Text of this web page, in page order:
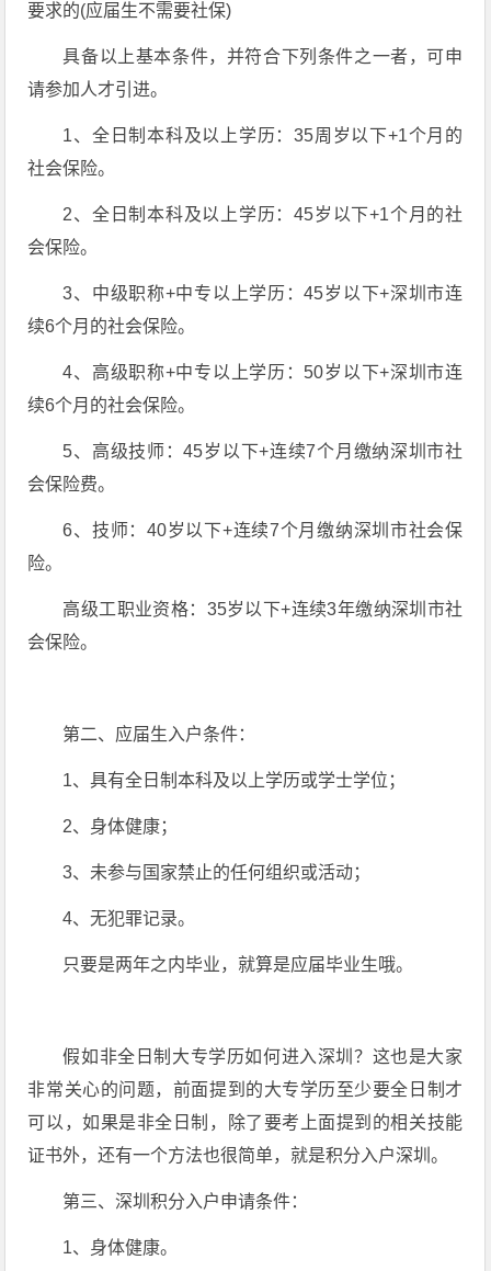
要求的(应届生不需要社保)
具备以上基本条件，并符合下列条件之一者，可申
请参加人才引进。
1、全日制本科及以上学历：35周岁以下+1个月的
社会保险。
2、全日制本科及以上学历：45岁以下+1个月的社
会保险。
3、中级职称+中专以上学历：45岁以下+深圳市连
续6个月的社会保险。
4、高级职称+中专以上学历：50岁以下+深圳市连
续6个月的社会保险。
5、高级技师：45岁以下+连续7个月缴纳深圳市社
会保险费。
6、技师：40岁以下+连续7个月缴纳深圳市社会保
险。
高级工职业资格：35岁以下+连续3年缴纳深圳市社
会保险。
第二、应届生入户条件：
1、具有全日制本科及以上学历或学士学位；
2、身体健康；
3、未参与国家禁止的任何组织或活动；
4、无犯罪记录。
只要是两年之内毕业，就算是应届毕业生哦。
假如非全日制大专学历如何进入深圳？这也是大家
非常关心的问题，前面提到的大专学历至少要全日制才
可以，如果是非全日制，除了要考上面提到的相关技能
证书外，还有一个方法也很简单，就是积分入户深圳。
第三、深圳积分入户申请条件：
1、身体健康。